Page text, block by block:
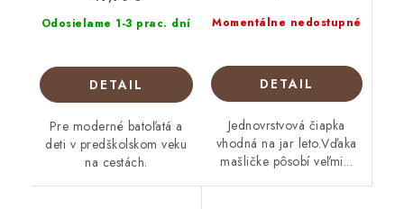
Odosielame 1-3 prac. dní
DETAIL
Pre moderné batoľatá a
deti v predškolskom veku
na cestách.
Momentálne nedostupné
DETAIL
Jednovrstvová čiapka
vhodná na jar leto.Vďaka
mašličke pôsobí veľmi...